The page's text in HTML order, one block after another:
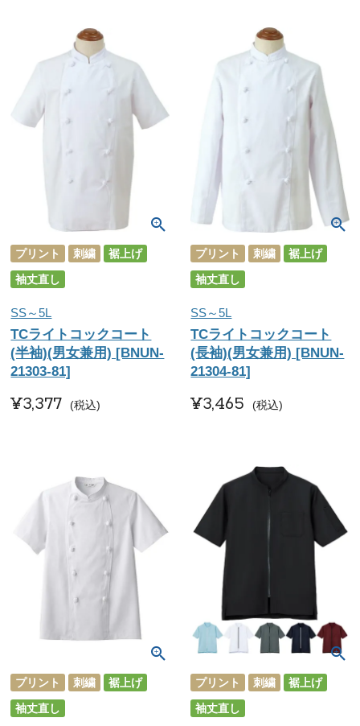
プリント 刺繍
裾上げ
袖丈直し
SS～5L
TCライトコックコート
(半袖)(男女兼用) [BNUN-
21303-81]
¥3,377 税込
プリント 刺繍
裾上げ
袖丈直し
SS～5L
TCライトコックコート
(長袖)(男女兼用) [BNUN-
21304-81]
¥3,465 税込
プリント 刺繍
裾上げ
袖丈直し
プリント 刺繍
裾上げ
袖丈直し